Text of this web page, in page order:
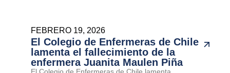
FEBRERO 19, 2026
El Colegio de Enfermeras de Chile
lamenta el fallecimiento de la
enfermera Juanita Maulen Piña
El Colegio de Enfermeras de Chile lamenta